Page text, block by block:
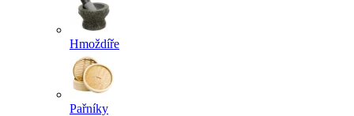
Hmoždíře
Pařníky